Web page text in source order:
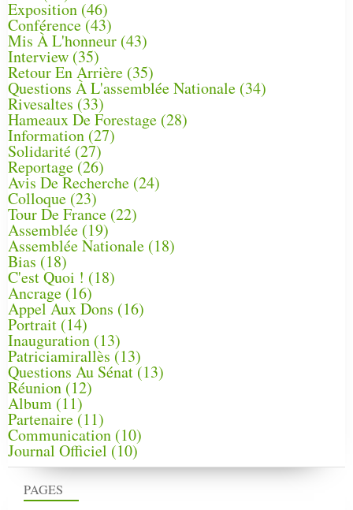
PAGES
Exposition (46)
Conférence(43)
Mis À L'honneur (43)
Interview (35)
Retour En Arrière (35)
Questions À L'assemblée Nationale (34)
Rivesaltes (33)
Hameaux De Forestage (28)
Information (27)
Solidarité (27)
Reportage(26)
Avis De Recherche (24)
Colloque (23)
Tour De France (22)
Assemblée (19)
Assemblée Nationale (18)
Bias (18)
C'est Quoi ! (18)
Ancrage (16)
Appel Aux Dons (16)
Portrait (14)
Inauguration (13)
Patriciamirallès (13)
Questions Au Sénat(13)
Réunion (12)
Album (11)
Partenaire(11)
Communication (10)
Journal Officiel (10)